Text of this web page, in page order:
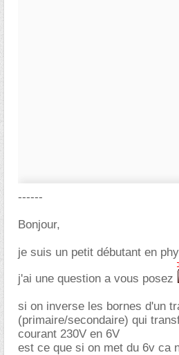
------
Bonjour,
je suis un petit débutant en
j'ai une question a vous posez
si on inverse les bornes d'un
(primaire/secondaire) qui
courant 230V en 6V
est ce que si on met du 6v ca